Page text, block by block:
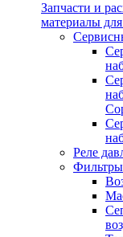
Запчасти и
материалы
Реле
Фильтры